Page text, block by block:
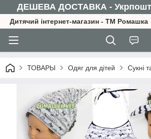
ДЕШЕВА ДОСТАВКА -
Дитячий інтернет-магазин - ТМ Ромашка
ТОВАРЫ Одяг для дітей Сукні